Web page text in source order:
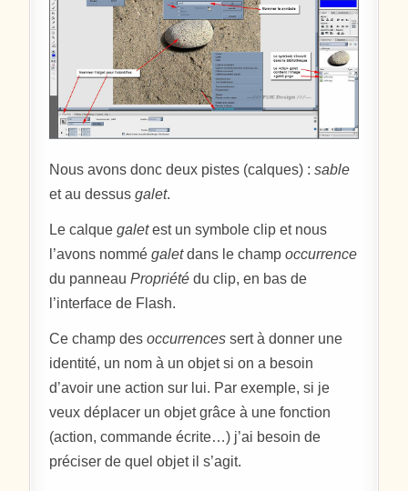
Nous avons donc deux pistes (calques) :sable
et au dessusgalet.
Le calquegaletest un symbole clip et nous
l’avons nommégaletdans le champoccurrence
du panneauPropriété du clip, en bas de
l’interface de Flash.
Ce champ desoccurrences sert à donner une
identité, un nom à un objet si on a besoin
d’avoir une action sur lui. Par exemple, si je
veux déplacer un objet grâce à une fonction
(action, commande écrite…) j’ai besoin de
préciser de quel objet il s’agit.